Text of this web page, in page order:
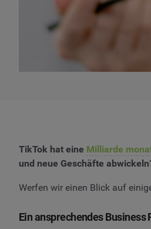
TikTok hat eine Milliarde
und neue Geschäfte
Werfen wir einen Blick auf
Ein ansprechendes